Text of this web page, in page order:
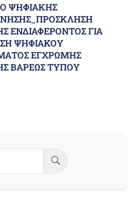
ΨΗΦΙΑΚΗΣ
ΕΝΔΙΑΦΕΡΟΝΤΟΣ ΓΙΑ
ΨΗΦΙΑΚΟΥ
ΕΓΧΡΩΜΗΣ
ΒΑΡΕΩΣ ΤΥΠΟΥ